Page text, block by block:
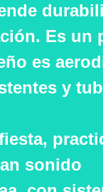
Es un
es
y
sonido